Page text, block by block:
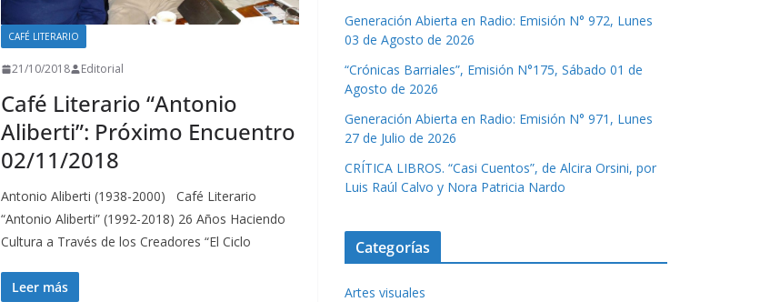
CAFÉ LITERARIO
21/10/2018 Editorial
Café Literario “Antonio
Aliberti”: Próximo Encuentro
02/11/2018
Antonio Aliberti (1938-2000) Café Literario
“Antonio Aliberti” (1992-2018) 26 Años Haciendo
Cultura a Través de los Creadores “El Ciclo
Leer más
Generación Abierta en Radio: Emisión N° 972, Lunes
03 de Agosto de 2026
“Crónicas Barriales”, Emisión N°175, Sábado 01 de
Agosto de 2026
Generación Abierta en Radio: Emisión N° 971, Lunes
27 de Julio de 2026
CRÍTICA LIBROS. “Casi Cuentos”, de Alcira Orsini, por
Luis Raúl Calvo y Nora Patricia Nardo
Categorías
Artes visuales